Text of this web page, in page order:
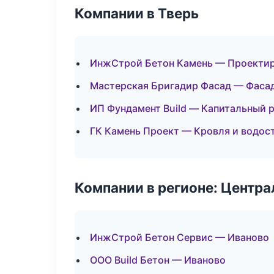
Компании в Тверь
ИнжСтрой Бетон Камень —
Мастерская Бригадир Фасад —
ИП Фундамент Build — Капитальный
ГК Камень Проект — Кровля и
Компании в регионе:
ИнжСтрой Бетон Сервис — Иваново
ООО Build Бетон — Иваново